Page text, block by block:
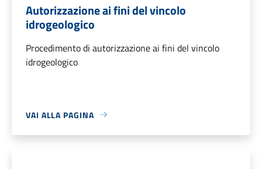
Autorizzazione ai fini del vincolo
idrogeologico
Procedimento di autorizzazione ai fini del vincolo
idrogeologico
VAI ALLA PAGINA